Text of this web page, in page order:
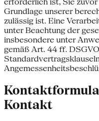
Grundlage unserer
zulässig ist. Eine
unter Beachtung der
insbesondere unter
gemäß Art. 44 ff.
Kontakt